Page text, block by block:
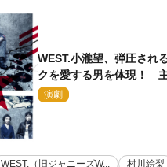
WEST.小瀧望、弾圧され
クを愛する男を体現！
ロール』ビジュアル解禁
演劇
WEST.（旧ジャニーズW... 村川絵梨